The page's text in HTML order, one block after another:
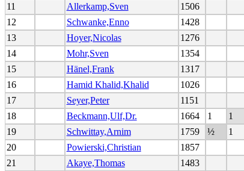
11
Allerkamp,Sven
1506
12
Schwanke,Enno
1428
13
Hoyer,Nicolas
1276
14
Mohr,Sven
1354
15
Hänel,Frank
1317
16
Hamid Khalid,Khalid
1026
17
Seyer,Peter
1151
18
Beckmann,Ulf,Dr. 1664 1 1
19
Schwittay,Arnim 1759 ½ 1
20
Powierski,Christian
1857
21
Akaye,Thomas
1483